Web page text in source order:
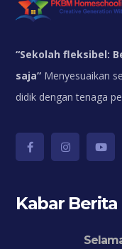
“Sekolah fleksibel:
saja” Menyesuaikan
didik dengan tenaga
Kabar Berita